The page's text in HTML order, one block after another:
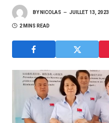
BY NICOLAS JUILLET 13, 2023
2 MINS READ